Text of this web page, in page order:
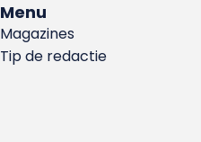
Menu
Magazines
Tip de redactie